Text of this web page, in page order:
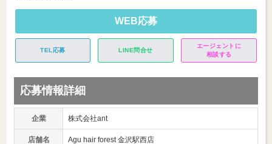
WEB応募
TEL応募 LINE問合せ
エージェントに
相談する
応募情報詳細
企業 株式会社ant
店舗名 Agu hair forest 金沢駅西店